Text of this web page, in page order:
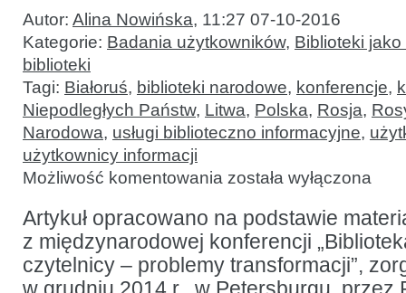
Autor: Alina Nowińska, 11:27 07-10-2016
Kategorie: Badania użytkowników, Biblioteki
biblioteki
Tagi: Białoruś, biblioteki narodowe, konferencje,
Niepodległych Państw, Litwa, Polska, Rosja,
Narodowa, usługi biblioteczno informacyjne,
użytkownicy informacji
Możliwość komentowania Transformacja
usług
narodowych:
wnioski
z konferencji
została wyłączona
Artykuł opracowano na podstawie
z międzynarodowej konferencji
czytelnicy – problemy transformacji”,